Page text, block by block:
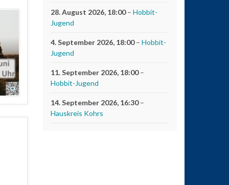
28. August 2026, 18:00– Hobbit-
Jugend
4. September 2026, 18:00– Hobbit-
Jugend
11. September 2026, 18:00–
Hobbit-Jugend
14. September 2026, 16:30–
Hauskreis Kohrs